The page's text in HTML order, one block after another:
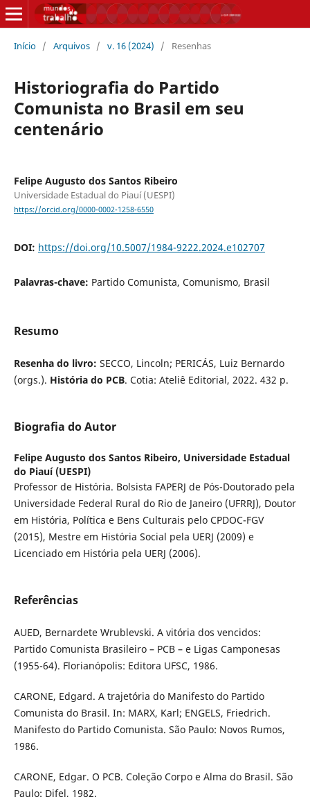
Início / Arquivos / v. 16 (2024) / Resenhas
Historiografia do Partido
Comunista no Brasil em seu
centenário
Felipe Augusto dos Santos Ribeiro
Universidade Estadual do Piauí (UESPI)
https://orcid.org/0000-0002-1258-6550
DOI: https://doi.org/10.5007/1984-9222.2024.e102707
Palavras-chave: Partido Comunista, Comunismo, Brasil
Resumo
Resenha do livro: SECCO, Lincoln; PERICÁS, Luiz Bernardo
(orgs.). História do PCB. Cotia: Ateliê Editorial, 2022. 432 p.
Biografia do Autor
Felipe Augusto dos Santos Ribeiro, Universidade Estadual
do Piauí (UESPI)
Professor de História. Bolsista FAPERJ de Pós-Doutorado pela
Universidade Federal Rural do Rio de Janeiro (UFRRJ), Doutor
em História, Política e Bens Culturais pelo CPDOC-FGV
(2015), Mestre em História Social pela UERJ (2009) e
Licenciado em História pela UERJ (2006).
Referências
AUED, Bernardete Wrublevski. A vitória dos vencidos:
Partido Comunista Brasileiro – PCB – e Ligas Camponesas
(1955-64). Florianópolis: Editora UFSC, 1986.
CARONE, Edgard. A trajetória do Manifesto do Partido
Comunista do Brasil. In: MARX, Karl; ENGELS, Friedrich.
Manifesto do Partido Comunista. São Paulo: Novos Rumos,
1986.
CARONE, Edgar. O PCB. Coleção Corpo e Alma do Brasil. São
Paulo: Difel, 1982.